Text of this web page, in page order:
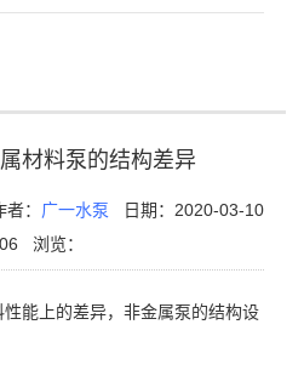
材料泵的结构差异
者： 广一水泵
日期：2020-03-10
浏览：
能上的差异，非金属泵的结构设